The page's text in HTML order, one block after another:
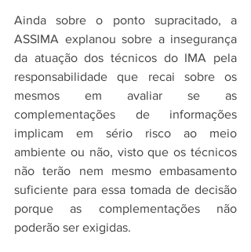
Ainda sobre o ponto supracitado, a
ASSIMA explanou sobre a insegurança
da atuação dos técnicos do IMA pela
responsabilidade que recai sobre os
mesmos em avaliar se as
complementações de informações
implicam em sério risco ao meio
ambiente ou não, visto que os técnicos
não terão nem mesmo embasamento
suficiente para essa tomada de decisão
porque as complementações não
poderão ser exigidas.